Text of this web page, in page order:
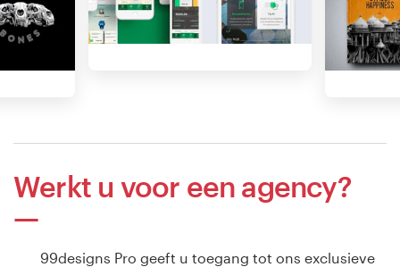
Werkt u voor een agency?
99designs Pro geeft u toegang tot ons exclusieve